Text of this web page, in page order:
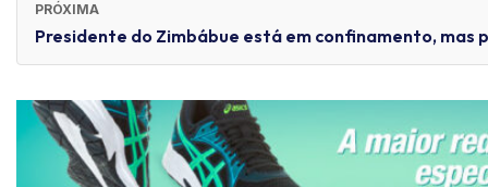
PRÓXIMA
Presidente do Zimbábue está em confinamento, mas